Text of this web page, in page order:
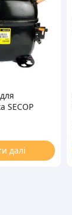
SECOP
реле
далі